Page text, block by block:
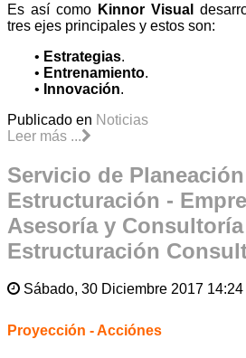
Es así como Kinnor Visual
tres ejes principales y estos son:
• Estrategias.
• Entrenamiento.
• Innovación.
Publicado en Noticias
Leer más ...
Servicio de
Estructuración -
Asesoría y
Estructuración
Sábado, 30 Diciembre 2017 14:24
Proyección - Acciónes